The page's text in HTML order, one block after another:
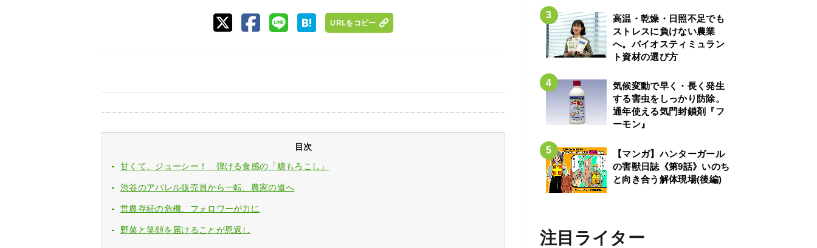
URLをコピー
目次
甘くて、ジューシー！ 弾ける食感の「糖もろこし」
渋谷のアパレル販売員から一転、農家の道へ
営農存続の危機、フォロワーが力に
野菜と笑顔を届けることが恩返し
高温・乾燥・日照不足でも
ストレスに負けない農業
へ。バイオスティミュラン
ト資材の選び方
気候変動で早く・長く発生
する害虫をしっかり防除。
通年使える気門封鎖剤『フ
ーモン』
【マンガ】ハンターガール
の害獣日誌《第9話》いのち
と向き合う解体現場(後編)
注目ライター